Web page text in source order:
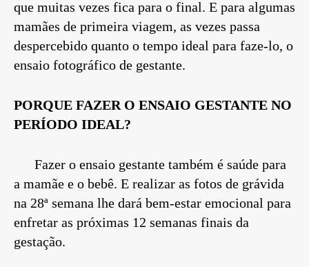
que muitas vezes fica para o final. E para algumas
mamães de primeira viagem, as vezes passa
despercebido quanto o tempo ideal para faze-lo, o
ensaio fotográfico de gestante.
PORQUE FAZER O ENSAIO GESTANTE NO
PERÍODO IDEAL?
Fazer o ensaio gestante também é saúde para
a mamãe e o bebê. E realizar as fotos de grávida
na 28ª semana lhe dará bem-estar emocional para
enfretar as próximas 12 semanas finais da
gestação.